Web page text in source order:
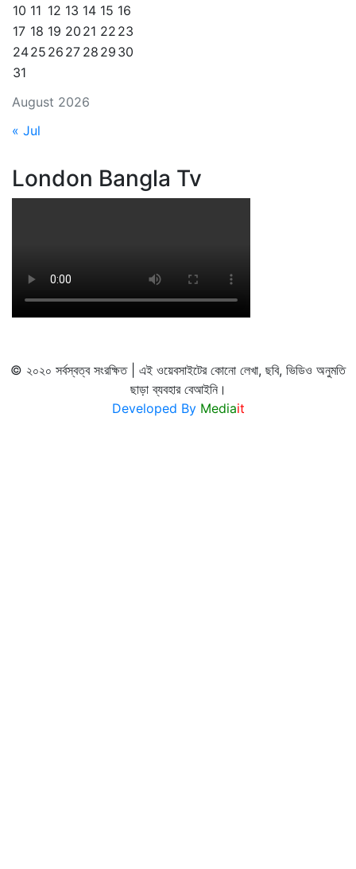
August 2026
10 11 12 13 14 15 16
17 18 19 20 21 22 23
2425 26 27 28 29 30
31
« Jul
London Bangla Tv
© ২০২০ সর্বস্বত্ব সংরক্ষিত | এই ওয়েবসাইটের কোনো লেখা, ছবি, ভিডিও অনুমতি
ছাড়া ব্যবহার বেআইনি।
Developed By Mediait